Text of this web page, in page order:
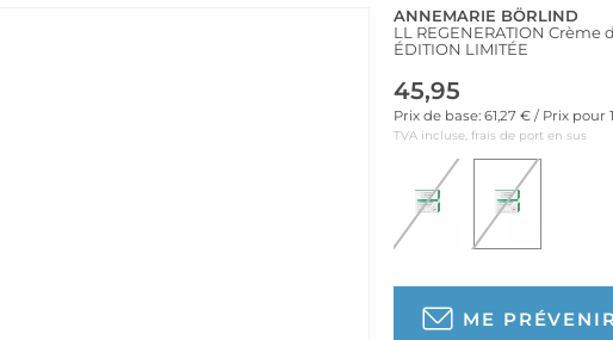
ANNEMARIE BÖRLIND
LL REGENERATION
ÉDITION LIMITÉE
45,95
Prix de base: 61,27 € / Prix pour
TVA incluse, frais de port en sus
ME